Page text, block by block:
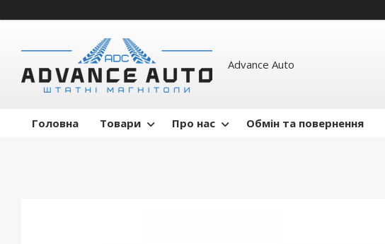
Advance Auto
Головна Товари Про нас Обмін та повернення